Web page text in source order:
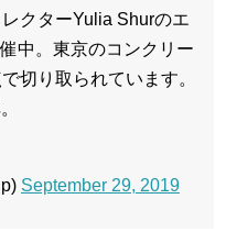
クターYulia Shurのエ
中。東京のコンクリー
切り取られています。
September 29, 2019